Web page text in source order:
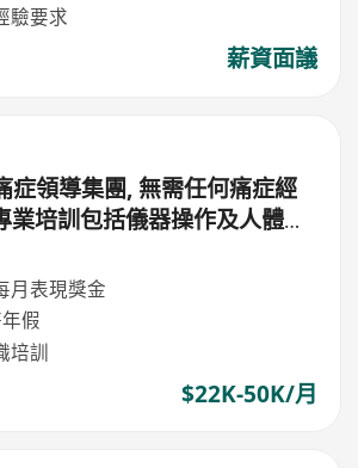
驗要求
薪資面議
症領導集團, 無需任何痛症經
業培訓包括儀器操作及人體經
免, 可提升自己儀器技術及
月表現獎金
假
培訓
$22K-50K/月